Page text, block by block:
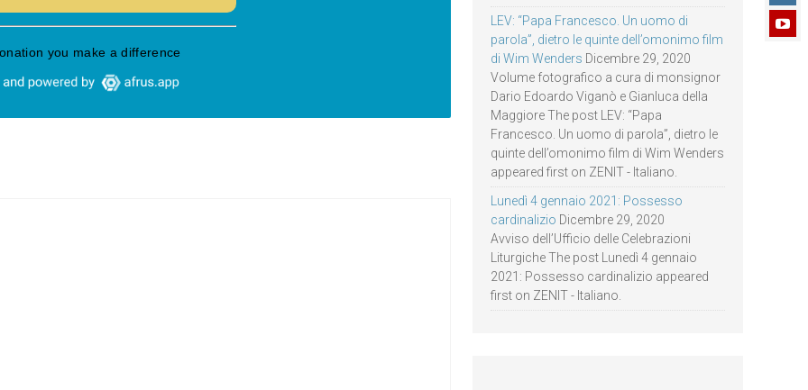
LEV: “Papa Francesco. Un uomo di
parola”, dietro le quinte dell’omonimo film
di Wim Wenders Dicembre 29, 2020
Volume fotografico a cura di monsignor
Dario Edoardo Viganò e Gianluca della
Maggiore The post LEV: “Papa
Francesco. Un uomo di parola”, dietro le
quinte dell’omonimo film di Wim Wenders
appeared first on ZENIT - Italiano.
Lunedì 4 gennaio 2021: Possesso
cardinalizio Dicembre 29, 2020
Avviso dell’Ufficio delle Celebrazioni
Liturgiche The post Lunedì 4 gennaio
2021: Possesso cardinalizio appeared
first on ZENIT - Italiano.